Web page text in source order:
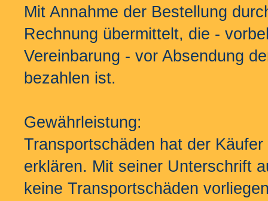
Mit Annahme der Bestellung
Rechnung übermittelt, die -
Vereinbarung - vor Absendung
bezahlen ist.
Gewährleistung:
Transportschäden hat der
erklären. Mit seiner Unterschrift
keine Transportschäden